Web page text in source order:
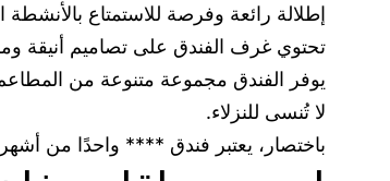
إطلالة رائعة وفرصة للاستمتاع
تحتوي غرف الفندق على تصاميم أنيقة
يوفر الفندق مجموعة متنوعة من المطاعم
لا تُنسى للنزلاء.
باختصار، يعتبر فندق **** واحدًا من أشهر